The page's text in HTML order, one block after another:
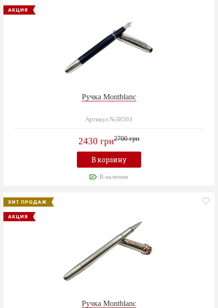
Ручка Montblanc
Артикул №38503
2430 грн2700 грн
В корзину
В наличии
Ручка Montblanc